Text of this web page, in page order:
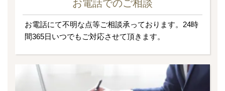
お電話でのご相談
お電話にて不明な点等ご相談承っております。24時
間365日いつでもご対応させて頂きます。